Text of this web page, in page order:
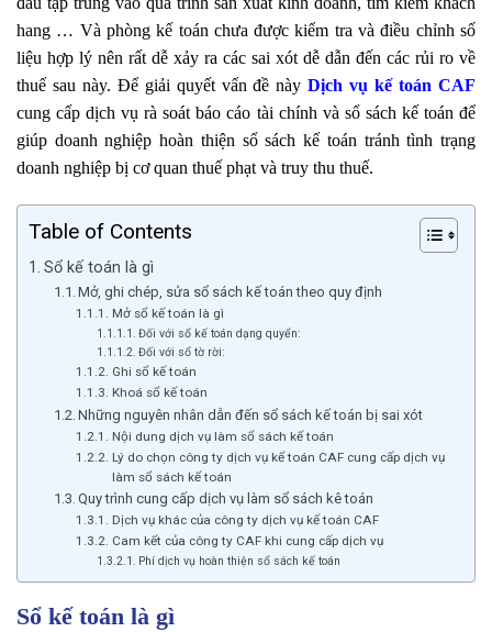
hang … Và phòng kế toán chưa được kiểm tra và điều chỉnh số
liệu hợp lý nên rất dễ xảy ra các sai xót dễ dẫn đến các rủi ro về
thuế sau này. Để giải quyết vấn đề nàyDịch vụ kế toán CAF
cung cấp dịch vụ rà soát báo cáo tài chính và sổ sách kế toán để
giúp doanh nghiệp hoàn thiện sổ sách kế toán tránh tình trạng
doanh nghiệp bị cơ quan thuế phạt và truy thu thuế.
Table of Contents
Sổ kế toán là gì
Mở, ghi chép, sửa sổ sách kế toán theo quy định
Mở sổ kế toán là gì
Đối với sổ kế toán dạng quyển:
Đối với sổ tờ rời:
Ghi sổ kế toán
Khoá sổ kế toán
Những nguyên nhân dẫn đến sổ sách kế toán bị sai xót
Nội dung dịch vụ làm sổ sách kế toán
Lý do chọn công ty dịch vụ kế toán CAF cung cấp dịch vụ
làm sổ sách kế toán
Quy trình cung cấp dịch vụ làm sổ sách kê toán
Dịch vụ khác của công ty dịch vụ kế toán CAF
Cam kết của công ty CAF khi cung cấp dịch vụ
Phí dịch vụ hoàn thiện sổ sách kế toán
Sổ kế toán là gì